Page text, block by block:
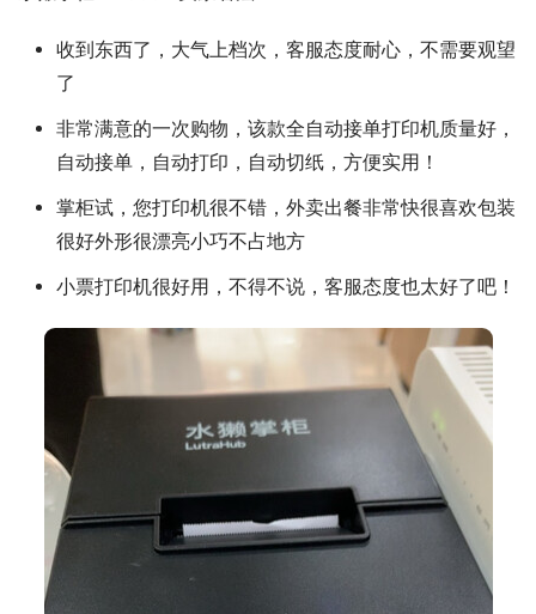
收到东西了，大气上档次，客服态度耐心，不需要观望
了
非常满意的一次购物，该款全自动接单打印机质量好，
自动接单，自动打印，自动切纸，方便实用！
掌柜试，您打印机很不错，外卖出餐非常快很喜欢包装
很好外形很漂亮小巧不占地方
小票打印机很好用，不得不说，客服态度也太好了吧！